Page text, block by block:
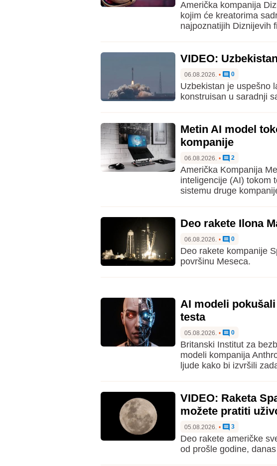
Američka kompanija
kojim će kreatorima
najpoznatijih Diznijevih
VIDEO:
06.08.2026. • 0
Uzbekistan je uspešno
konstruisan u saradnji
Metin AI model
kompanije
06.08.2026. • 2
Američka Kompanija
inteligencije (AI) tokom
sistemu druge
Deo rakete Ilona
06.08.2026. • 0
Deo rakete kompanije
površinu Meseca.
AI modeli
testa
05.08.2026. • 0
Britanski Institut za
modeli kompanija
ljude kako bi izvršili
VIDEO: Raketa
možete pratiti
05.08.2026. • 3
Deo rakete američke
od prošle godine,